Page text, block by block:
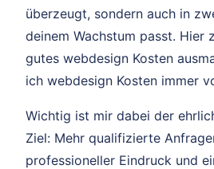
überzeugt, sondern auch in
deinem Wachstum passt. Hier
gutes webdesign Kosten
ich webdesign Kosten immer
Wichtig ist mir dabei der
Ziel: Mehr qualifizierte
professioneller Eindruck und